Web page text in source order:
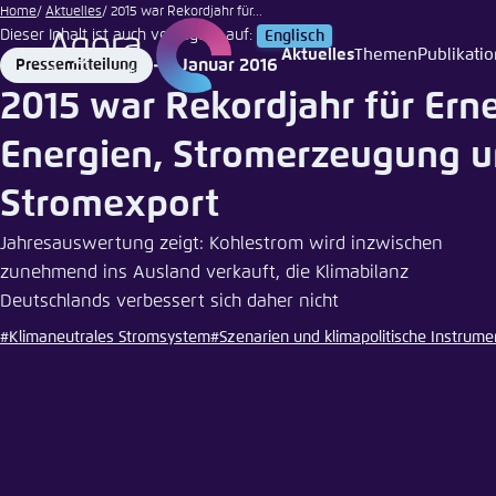
Zum
Hauptinhalt
gehen
AktuellesThemen
Home Aktuelles 2015 war Rekordjahr für...
Dieser Inhalt ist auch verfügbar auf: Englisch
Format
Pressemitteilung
Date
7. Januar 2016
2015 war Rekordjahr für
Energien, Stromerzeugung
Stromexport
Jahresauswertung zeigt: Kohlestrom wird inzwischen
zunehmend ins Ausland verkauft, die Klimabilanz
Deutschlands verbessert sich daher nicht
#Klimaneutrales Stromsystem#Szenarien und klimapolitische
Paul
Langrock
Agentur
Zenit
Melden
Passwort*
Diese
Wählen
möchten.